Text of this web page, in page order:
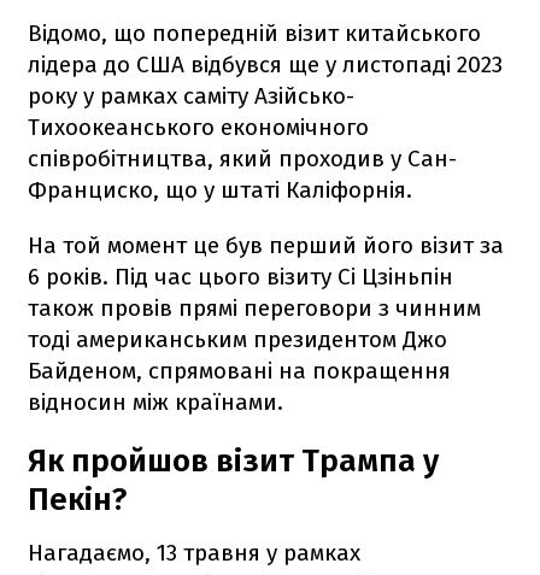
Відомо, що попередній візит китайського
лідера до США відбувся ще у листопаді 2023
року у рамках саміту Азійсько-
Тихоокеанського економічного
співробітництва, який проходив у Сан-
Франциско, що у штаті Каліфорнія.
На той момент це був перший його візит за
6 років. Під час цього візиту Сі Цзіньпін
також провів прямі переговори з чинним
тоді американським президентом Джо
Байденом, спрямовані на покращення
відносин між країнами.
Як пройшов візит Трампа у
Пекін?
Нагадаємо, 13 травня у рамках